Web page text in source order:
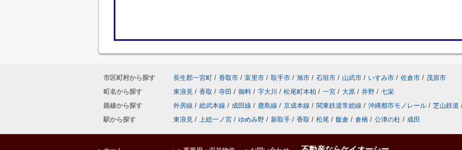
市区町村から探す 長生郡一宮町 / 香取市 / 富里市 / 取手市 / 旭市 / 石垣市 / 山武市 / いすみ市 / 佐倉市 / 茂原市
町名から探す
東浪見 / 香取 / 寺田 / 御料 / 字大川 / 松尾町本柏 / 一宮 / 大原 / 井野 / 七栄
路線から探す
外房線 / 総武本線 / 成田線 / 鹿島線 / 京成本線 / 関東鉄道常総線 / 沖縄都市モノレール / 芝山鉄道
駅から探す
東浪見 / 上総一ノ宮 / ゆめみ野 / 新取手 / 香取 / 松尾 / 飯倉 / 倉橋 / 公津の杜 / 成田